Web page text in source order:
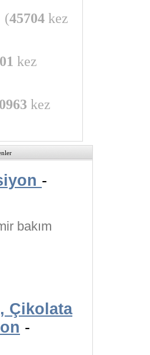
(45704kez
kez
kez
-
bakım
Çikolata
-